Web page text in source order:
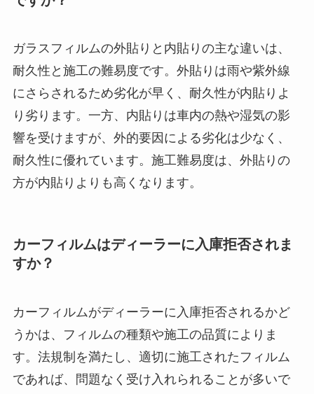
ガラスフィルムの外貼りと内貼りの主な違いは、
耐久性と施工の難易度です。外貼りは雨や紫外線
にさらされるため劣化が早く、耐久性が内貼りよ
り劣ります。一方、内貼りは車内の熱や湿気の影
響を受けますが、外的要因による劣化は少なく、
耐久性に優れています。施工難易度は、外貼りの
方が内貼りよりも高くなります。
カーフィルムはディーラーに入庫拒否されま
すか？
カーフィルムがディーラーに入庫拒否されるかど
うかは、フィルムの種類や施工の品質によりま
す。法規制を満たし、適切に施工されたフィルム
であれば、問題なく受け入れられることが多いで